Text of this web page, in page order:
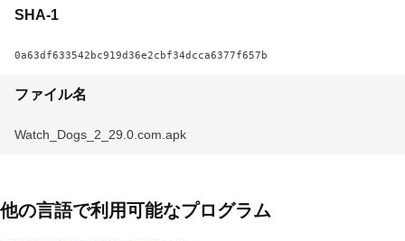
SHA-1
0a63df633542bc919d36e2cbf34dcca6377f657b
ファイル名
Watch_Dogs_2_29.0.com.apk
他の言語で利用可能なプログラム